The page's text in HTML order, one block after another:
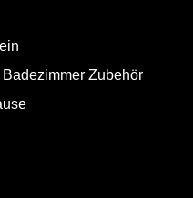
Zubehör